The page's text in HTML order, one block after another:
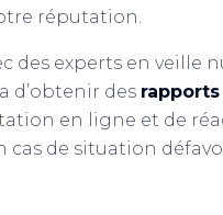
réputation.
des experts en veille
d’obtenir des
en ligne et de
cas de situation